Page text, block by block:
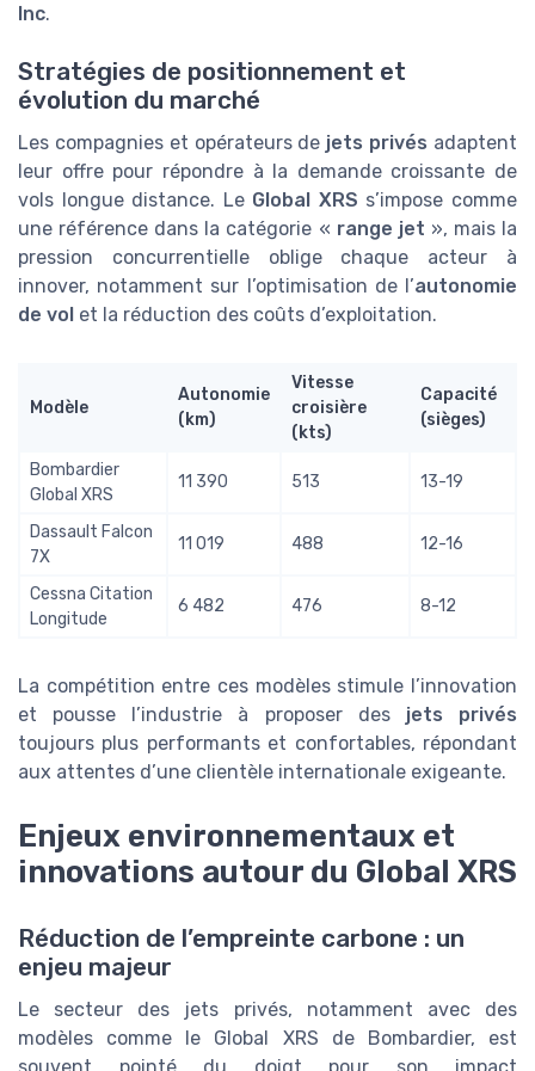
Inc.
Stratégies de positionnement et
évolution du marché
Les compagnies et opérateurs de jets privés adaptent
leur offre pour répondre à la demande croissante de
vols longue distance. Le Global XRS s’impose comme
une référence dans la catégorie « range jet », mais la
pression concurrentielle oblige chaque acteur à
innover, notamment sur l’optimisation de l’autonomie
de vol et la réduction des coûts d’exploitation.
Modèle
Autonomie
(km)
Vitesse
croisière
(kts)
Capacité
(sièges)
Bombardier
Global XRS
11 390 513 13-19
Dassault Falcon
7X
11 019 488 12-16
Cessna Citation
Longitude
6 482 476 8-12
La compétition entre ces modèles stimule l’innovation
et pousse l’industrie à proposer des jets privés
toujours plus performants et confortables, répondant
aux attentes d’une clientèle internationale exigeante.
Enjeux environnementaux et
innovations autour du Global XRS
Réduction de l’empreinte carbone : un
enjeu majeur
Le secteur des jets privés, notamment avec des
modèles comme le Global XRS de Bombardier, est